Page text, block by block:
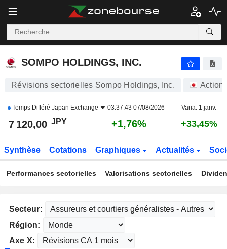
SOMPO HOLDINGS, INC.
SOMPO HOLDINGS, INC.
Révisions sectorielles Sompo Holdings, Inc.
Temps Différé Japan Exchange 03:37:43 07/08/2026 Varia. 1 janv.
7 120,00 JPY +1,76% +33,45%
Synthèse Cotations Graphiques Actualités
Performances sectorielles Valorisations sectorielles
Secteur:
Région:
Axe X: